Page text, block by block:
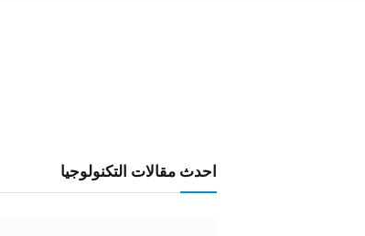
احدث مقالات التكنولوجيا